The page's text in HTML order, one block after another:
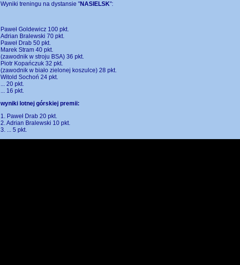
Wyniki treningu na dystansie "NASIELSK":
Paweł Goldewicz 100 pkt.
Adrian Bralewski 70 pkt.
Paweł Drab 50 pkt.
Marek Stram 40 pkt.
(zawodnik w stroju BSA) 36 pkt.
Piotr Kopańczuk 32 pkt.
(zawodnik w biało zielonej koszulce) 28 pkt.
Witold Sochoń 24 pkt.
... 20 pkt.
... 16 pkt.
wyniki lotnej górskiej premii:
1. Paweł Drab 20 pkt.
2. Adrian Bralewski 10 pkt.
3. ... 5 pkt.